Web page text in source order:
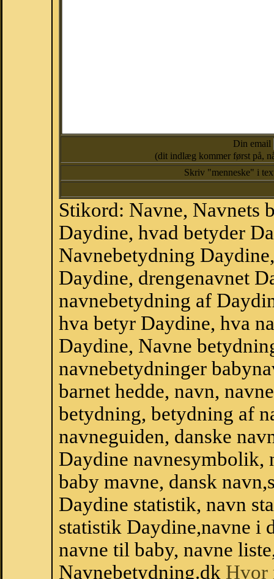
Din email
(dit indlæg kommer først på,
Skriv "menneske" i
Stikord: Navne, Navnets
Daydine, hvad betyder
Navnebetydning
Daydine, drengenavnet
navnebetydning af
hva betyr Daydine, hva
Daydine, Navne
navnebetydninger
barnet hedde, navn,
betydning, betydning af
navneguiden, danske
Daydine navnesymbolik,
baby mavne, dansk
Daydine statistik, navn
statistik Daydine,navne i
navne til baby, navne
Navnebetydning.dk Hvor